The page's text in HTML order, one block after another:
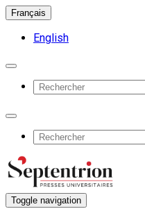
Français
English
Toggle navigation